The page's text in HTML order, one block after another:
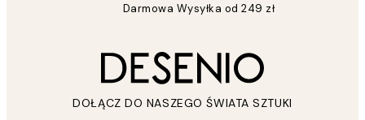
Darmowa Wysyłka od 249 zł
DOŁĄCZ DO NASZEGO ŚWIATA SZTUKI